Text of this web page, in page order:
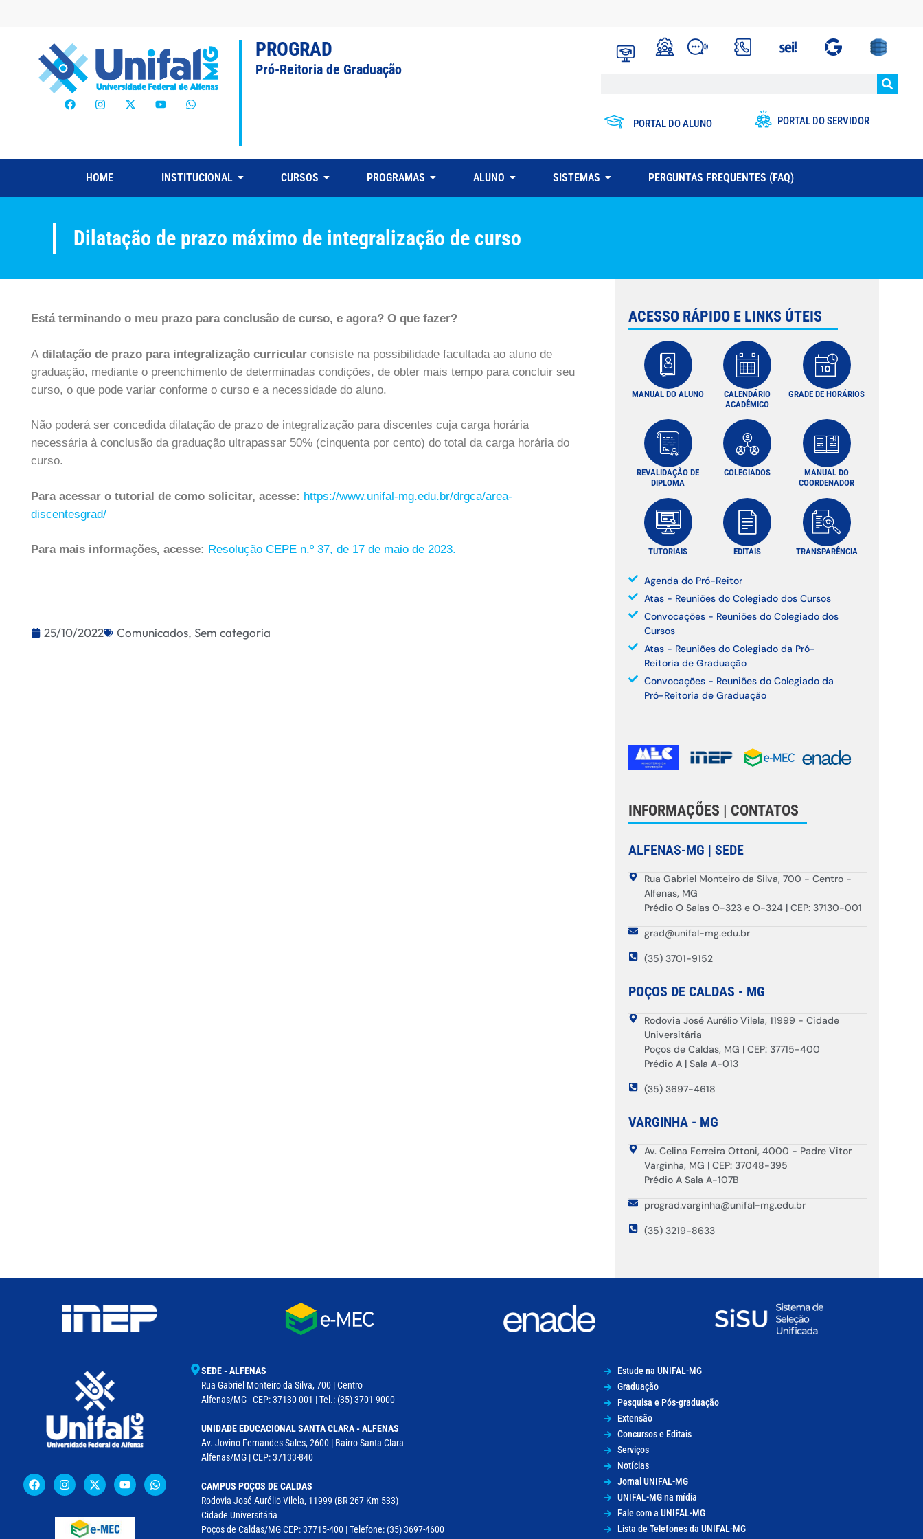
PROGRAD
Pró-Reitoria de Graduação
PORTAL DO ALUNO PORTAL DO SERVIDOR
HOME INSTITUCIONAL CURSOS PROGRAMAS ALUNO SISTEMAS PERGUNTAS FREQUENTES (FAQ)
Dilatação de prazo máximo de integralização de curso
Está terminando o meu prazo para conclusão de curso, e agora? O que fazer?
A dilatação de prazo para integralização curricular consiste na possibilidade facultada ao aluno de
graduação, mediante o preenchimento de determinadas condições, de obter mais tempo para concluir seu
curso, o que pode variar conforme o curso e a necessidade do aluno.
Não poderá ser concedida dilatação de prazo de integralização para discentes cuja carga horária
necessária à conclusão da graduação ultrapassar 50% (cinquenta por cento) do total da carga horária do
curso.
Para acessar o tutorial de como solicitar, acesse: https://www.unifal-mg.edu.br/drgca/area-
discentesgrad/
Para mais informações, acesse: Resolução CEPE n.º 37, de 17 de maio de 2023.
25/10/2022 Comunicados, Sem categoria
ACESSO RÁPIDO E LINKS ÚTEIS
MANUAL DO ALUNO
CALENDÁRIO
ACADÊMICO
GRADE DE HORÁRIOS
REVALIDAÇÃO DE
DIPLOMA
COLEGIADOS
MANUAL DO
COORDENADOR
TUTORIAIS EDITAIS TRANSPARÊNCIA
Agenda do Pró-Reitor
Atas - Reuniões do Colegiado dos Cursos
Convocações - Reuniões do Colegiado dos
Cursos
Atas - Reuniões do Colegiado da Pró-
Reitoria de Graduação
Convocações - Reuniões do Colegiado da
Pró-Reitoria de Graduação
INFORMAÇÕES | CONTATOS
ALFENAS-MG | SEDE
Rua Gabriel Monteiro da Silva, 700 - Centro -
Alfenas, MG
Prédio O Salas O-323 e O-324 | CEP: 37130-001
grad@unifal-mg.edu.br
(35) 3701-9152
POÇOS DE CALDAS - MG
Rodovia José Aurélio Vilela, 11999 - Cidade
Universitária
Poços de Caldas, MG | CEP: 37715-400
Prédio A | Sala A-013
(35) 3697-4618
VARGINHA - MG
Av. Celina Ferreira Ottoni, 4000 - Padre Vitor
Varginha, MG | CEP: 37048-395
Prédio A Sala A-107B
prograd.varginha@unifal-mg.edu.br
(35) 3219-8633
SEDE - ALFENAS
Rua Gabriel Monteiro da Silva, 700 | Centro
Alfenas/MG - CEP: 37130-001 | Tel.: (35) 3701-9000
UNIDADE EDUCACIONAL SANTA CLARA - ALFENAS
Av. Jovino Fernandes Sales, 2600 | Bairro Santa Clara
Alfenas/MG | CEP: 37133-840
CAMPUS POÇOS DE CALDAS
Rodovia José Aurélio Vilela, 11999 (BR 267 Km 533)
Cidade Universitária
Poços de Caldas/MG CEP: 37715-400 | Telefone: (35) 3697-4600
Estude na UNIFAL-MG
Graduação
Pesquisa e Pós-graduação
Extensão
Concursos e Editais
Serviços
Notícias
Jornal UNIFAL-MG
UNIFAL-MG na mídia
Fale com a UNIFAL-MG
Lista de Telefones da UNIFAL-MG